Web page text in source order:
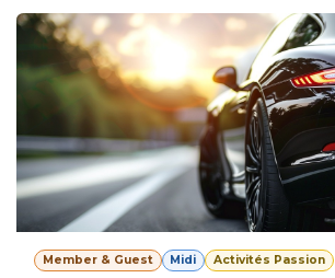
Member & Guest Midi Activités Passion